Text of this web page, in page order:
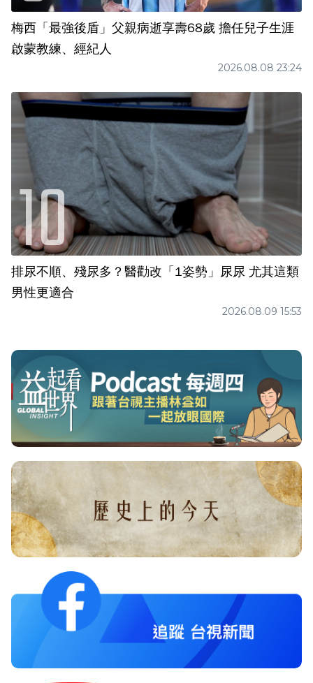
梅西「最強後盾」父親病逝享壽68歲 擔任兒子生涯
啟蒙教練、經紀人
2026.08.08 23:24
排尿不順、殘尿多？醫勸改「1姿勢」尿尿 尤其這類
男性更適合
2026.08.09 15:53